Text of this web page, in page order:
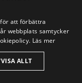
är det
resultatet
att förbättra
webbplats samtycker
Läs mer
ALLT